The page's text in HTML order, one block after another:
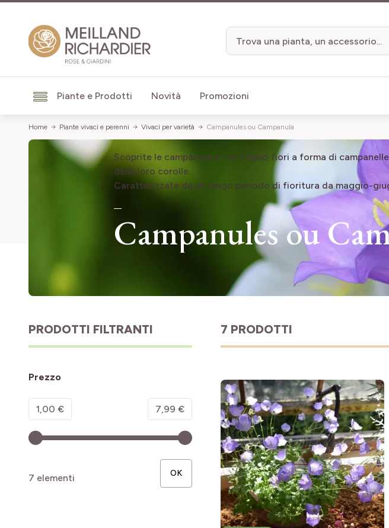
Piante e Prodotti Novità Promozioni
Home Piante vivaci e perenni Vivaci per varietà Campanules ou Campanula
Scoprite le campanule e i loro tipici fiori a forma di
delle loro corolle.
Caratterizzate da un lungo periodo di fioritura da maggio-
Campanules ou
PRODOTTI FILTRANTI
Prezzo
Minimum value
1,00 € Valore massimo
7,99 €
7 elementi OK
7 PRODOTTI